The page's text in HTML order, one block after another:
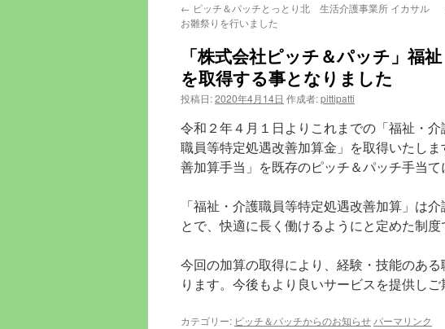
キ
← ピッチ＆パッチとっとり北 生活介護事業所 イカサル
お雛祭りを行いました
「株式会社ピッチ＆パッチ」福
を取得する事となりました
投稿日:2020年4月14日 作成者:pittipatti
令和２年４月１日よりこれまでの「福祉・
職員等特定処遇改善加算金」を取得いたし
善加算手当」を既存のピッチ＆パッチ手当
「福祉・介護職員等特定処遇改善加算」は
とで、快適に長く働けるようにと定めた制度
今回の加算の取得により、経験・技能のあ
ります。今後もより良いサービスを提供し
カテゴリー: ピッチ＆パッチからのお知らせ パーマリンク